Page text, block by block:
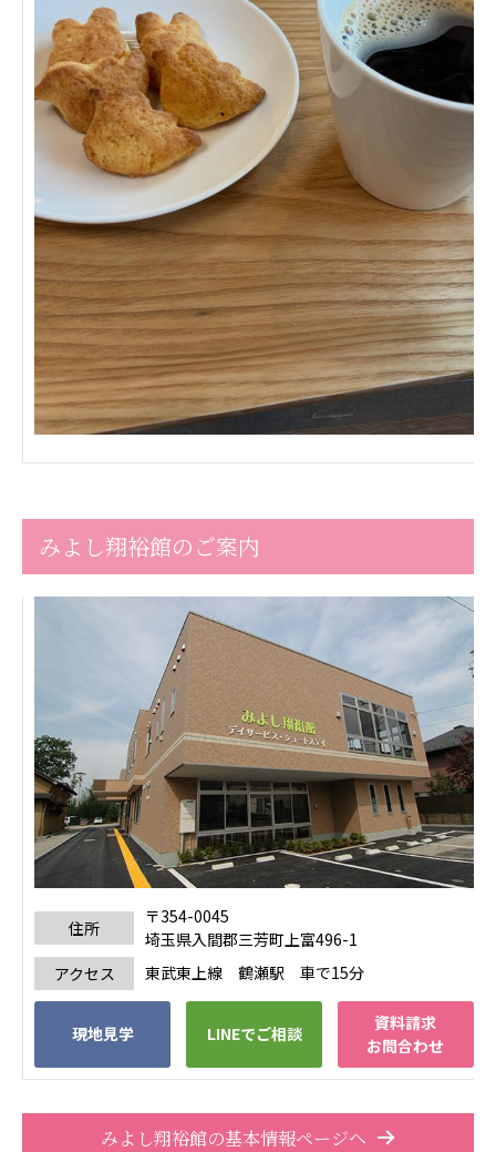
広州谷豊園
みよし翔裕館のご案内
住所
〒354-0045
埼玉県入間郡三芳町上富496-1
アクセス
東武東上線 鶴瀬駅 車で15分
現地見学 LINEでご相談
資料請求
お問合わせ
みよし翔裕館の基本情報ページへ